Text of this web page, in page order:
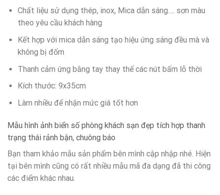
Chất liệu sử dụng thép, inox, Mica dẫn sáng…. sơn màu
theo yêu cầu khách hàng
Kết hợp với mica dẫn sáng tạo hiệu ứng sáng đều mà và
không bị đốm
Thanh cảm ứng bằng tay thay thế các nút bấm lỗ thời
Kích thước: 9x35cm
Làm nhiều để nhận mức giá tốt hơn
Mẫu hình ảnh biển số phòng khách sạn đẹp tích hợp thanh
trạng thái rảnh bận, chuông báo
Bạn tham khảo mẫu sản phẩm bên mình cập nhập nhé. Hiện
tại bên mình cũng có rất nhiều mẫu mã đa dạng đã thi công
các điểm khác nhau.